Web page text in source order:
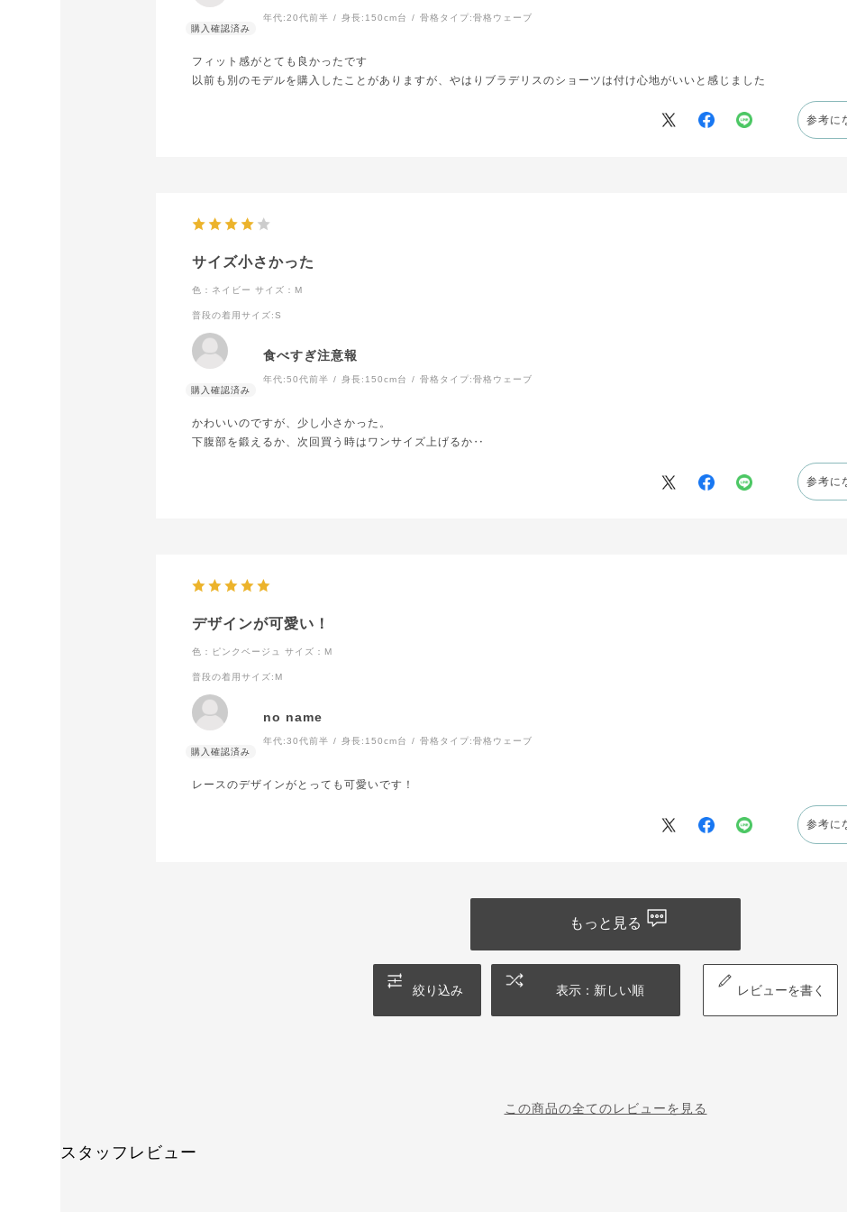
年代:20代前半 身長: 150cm台 骨格タイプ:骨格ウェーブ
フィット感がとても良かったです
以前も別のモデルを購入したことがありますが、やはりブラデリスのショーツは付け心地がいいと感じました
参考に
サイズ小さかった
色：ネイビー サイズ：M
普段の着用サイズ:S
食べすぎ注意報
年代:50代前半 身長: 150cm台 骨格タイプ:骨格ウェーブ
かわいいのですが、少し小さかった。
下腹部を鍛えるか、次回買う時はワンサイズ上げるか‥
参考に
デザインが可愛い！
色：ピンクベージュ サイズ：M
普段の着用サイズ :M
no name
年代:30代前半 身長: 150cm台 骨格タイプ:骨格ウェーブ
レースのデザインがとっても可愛いです！
参考に
もっと見る
絞り込み 表示：新しい順 レビューを書く
この商品の全てのレビューを見る
スタッフレビュー